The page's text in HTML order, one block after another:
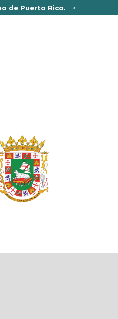
de Puerto Rico. >
usan HTTPS,
de forma segura a un sitio